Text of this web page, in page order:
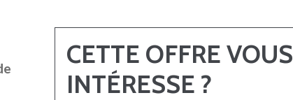
CETTE OFFRE VOUS
INTÉRESSE ?